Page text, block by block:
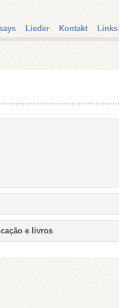
Lieder Kontakt Links
e livros